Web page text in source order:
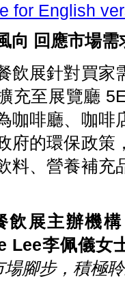
for English
向 回應市場需
飲展針對買家
充至展覽廳
咖啡廳、咖啡
府的環保政策
料、營養補充
飲展主辦機
Lee李佩儀女
場腳步，積極